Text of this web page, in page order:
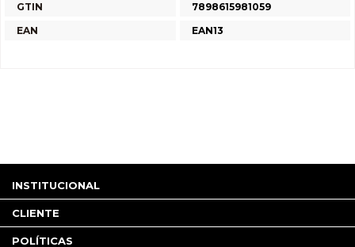
GTIN
7898615981059
EAN
EAN13
INSTITUCIONAL
CLIENTE
POLÍTICAS